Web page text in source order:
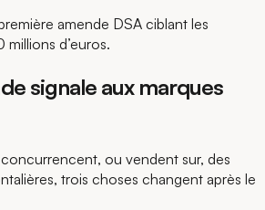
amende DSA ciblant les
d’euros.
signale aux marques
ou vendent sur, des
trois choses changent après le